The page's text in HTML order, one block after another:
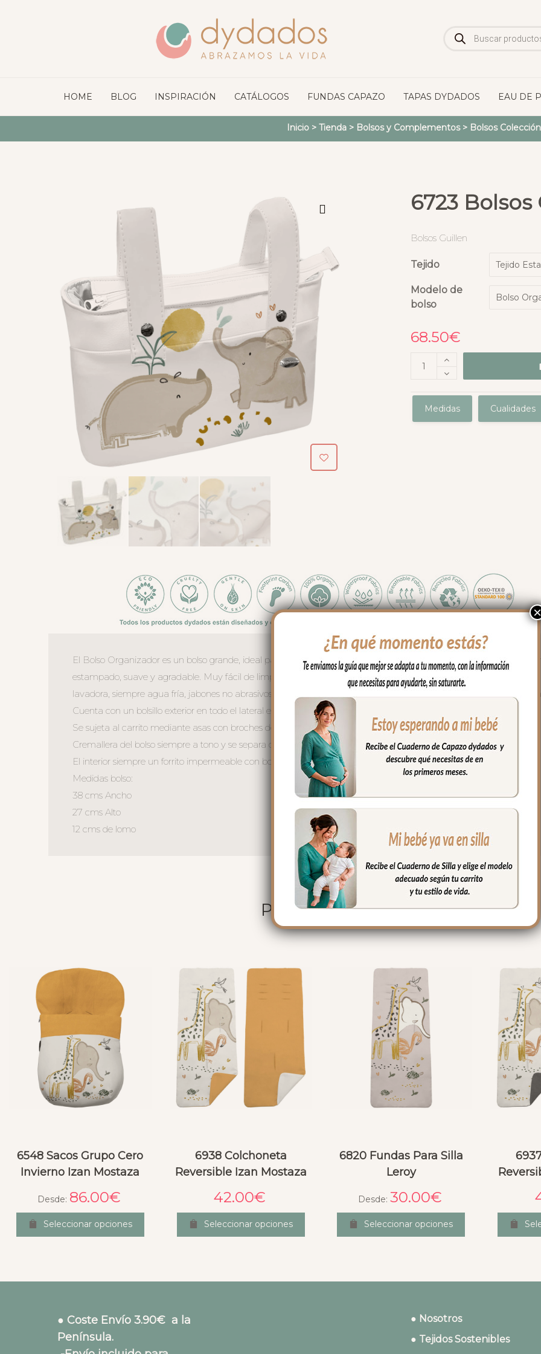
de
productos
HOME BLOG INSPIRACIÓN CATÁLOGOS FUNDAS CAPAZO TAPAS DYDADOS EAU DE
Inicio> Tienda> Bolsos y Complementos> Bolsos
6723
Bolsos Guillen
Tejido
Modelo de
bolso
68.50€
Medidas Cualidades
El Bolso Organizador es un bolso grande, ideal para usar en el capazo o en la silla. Todo el exterior en tejido
estampado, suave y agradable. Muy fácil de limpiar, puedes limpiar con paño húmedo y cuando necesites
lavadora, siempre agua fría, jabones no abrasivos y secado al natural. Recuerda quitar el culete rígido antes de
Cuenta con un bolsillo exterior en todo el lateral en tejido estampado impermeable.
Se sujeta al carrito mediante asas con broches de presión. Asa larga para cuando quieres usar el bolso para llevar
Cremallera del bolso siempre a tono y se separa completamente para tener un mejor acceso al interior del bolso.
El interior siempre un forrito impermeable con bolsillos en todos los laterales para poder llevar todo organizado y el
Medidas bolso:
38 cms Ancho
27 cms Alto
12 cms de lomo
PRODUCTOS RELACIONADOS
6548 Sacos Grupo Cero
Invierno Izan Mostaza
Desde: 86.00€
Seleccionar opciones
6938 Colchoneta
Reversible Izan Mostaza
42.00€
Seleccionar opciones
6820 Fundas Para Silla
Leroy
Desde:30.00€
Seleccionar opciones
● Coste Envío 3.90€ a la
Península.
● Nosotros
● Tejidos Sostenibles
×